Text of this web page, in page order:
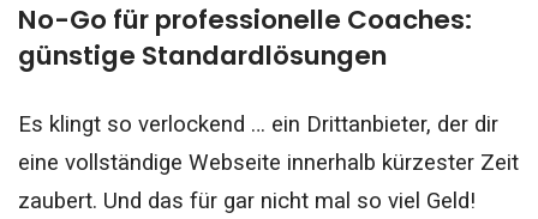
No-Go für professionelle Coaches:
günstige Standardlösungen
Es klingt so verlockend … ein Drittanbieter, der dir
eine vollständige Webseite innerhalb kürzester Zeit
zaubert. Und das für gar nicht mal so viel Geld!